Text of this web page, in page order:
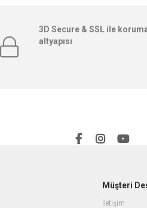
3D Secure & SSL ile
altyapısı
Müşteri
İletişim